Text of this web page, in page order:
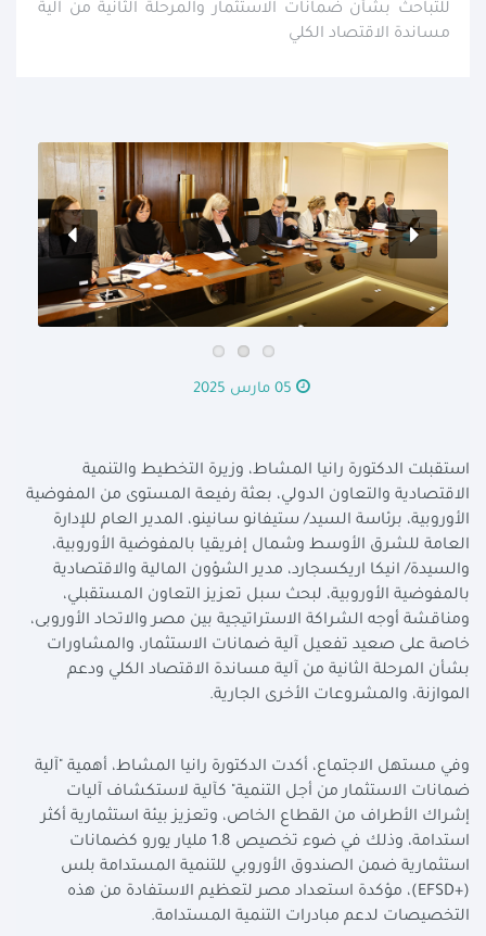
للتباحث بشأن ضمانات الاستثمار والمرحلة الثانية من آلية
مساندة الاقتصاد الكلي
05 مارس 2025
استقبلت الدكتورة رانيا المشاط، وزيرة التخطيط والتنمية
الاقتصادية والتعاون الدولي، بعثة رفيعة المستوى من المفوضية
الأوروبية، برئاسة السيد/ ستيفانو سانينو، المدير العام للإدارة
العامة للشرق الأوسط وشمال إفريقيا بالمفوضية الأوروبية،
والسيدة/ انيكا اريكسجارد، مدير الشؤون المالية والاقتصادية
بالمفوضية الأوروبية، لبحث سبل تعزيز التعاون المستقبلي،
ومناقشة أوجه الشراكة الاستراتيجية بين مصر والاتحاد الأوروبى،
خاصة على صعيد تفعيل آلية ضمانات الاستثمار، والمشاورات
بشأن المرحلة الثانية من آلية مساندة الاقتصاد الكلي ودعم
الموازنة، والمشروعات الأخرى الجارية.
وفي مستهل الاجتماع، أكدت الدكتورة رانيا المشاط، أهمية "آلية
ضمانات الاستثمار من أجل التنمية" كآلية لاستكشاف آليات
إشراك الأطراف من القطاع الخاص، وتعزيز بيئة استثمارية أكثر
استدامة، وذلك في ضوء تخصيص 1.8 مليار يورو كضمانات
استثمارية ضمن الصندوق الأوروبي للتنمية المستدامة بلس
(EFSD+)، مؤكدة استعداد مصر لتعظيم الاستفادة من هذه
التخصيصات لدعم مبادرات التنمية المستدامة.